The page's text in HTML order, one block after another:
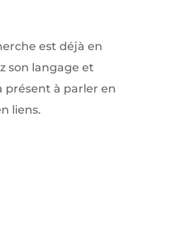
est déjà en
son langage et
présent à parler en
liens.